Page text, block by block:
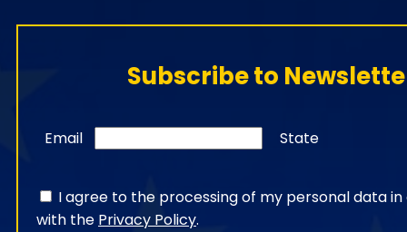
Subscribe to
Email State
I agree to the processing of my personal data
with the Privacy Policy.